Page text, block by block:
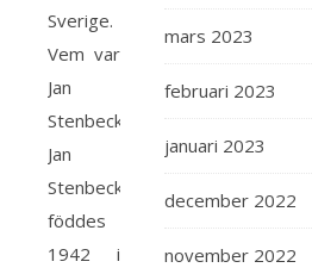
Sverige.
Vem var
Jan
Stenbeck?
Jan
Stenbeck
föddes
1942 i
mars 2023
februari 2023
januari 2023
december 2022
november 2022